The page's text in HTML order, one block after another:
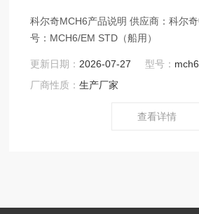
科尔奇MCH6产品说明 供应商：科尔奇中国有限公司 型
号：MCH6/EM STD（船用）
更新日期： 2026-07-27 型号： mch6
厂商性质：生产厂家
查看详情